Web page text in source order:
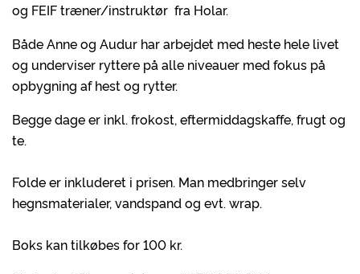
og FEIF træner/instruktør fra Holar.
Både Anne og Audur har arbejdet med heste hele livet
og underviser ryttere på alle niveauer med fokus på
opbygning af hest og rytter.
Begge dage er inkl. frokost, eftermiddagskaffe, frugt og
te.
Folde er inkluderet i prisen. Man medbringer selv
hegnsmaterialer, vandspand og evt. wrap.
Boks kan tilkøbes for 100 kr.